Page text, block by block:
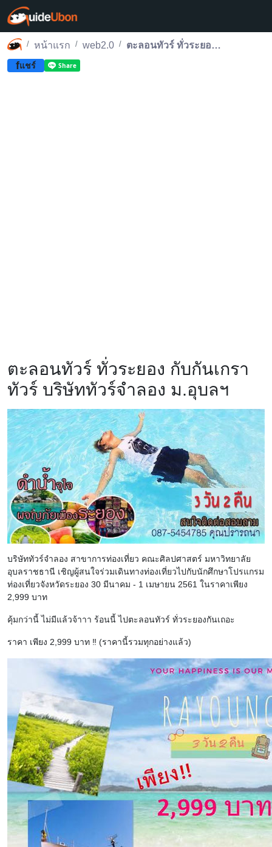
หน้าแรก web2.0 ตะลอนทัวร์ ทั่วระยอง กับกันเกราทัวร์ บริษัททัวร์จำลอง ม.อุบลฯ
fแชร์
ตะลอนทัวร์ ทั่วระยอง กับกันเกรา
ทัวร์ บริษัททัวร์จำลอง ม.อุบลฯ
บริษัททัวร์จำลอง สาขาการท่องเที่ยว คณะศิลปศาสตร์ มหาวิทยาลัย
อุบลราชธานี เชิญผู้สนใจร่วมเดินทางท่องเที่ยวไปกับนักศึกษาโปรแกรม
ท่องเที่ยวจังหวัดระยอง 30 มีนาคม - 1 เมษายน 2561 ในราคาเพียง
2,999 บาท
คุ้มกว่านี้ ไม่มีแล้วจ้าาา ร้อนนี้ ไปตะลอนทัวร์ ทั่วระยองกันเถอะ
ราคา เพียง 2,999 บาท ‼️ (ราคานี้รวมทุกอย่างแล้ว)